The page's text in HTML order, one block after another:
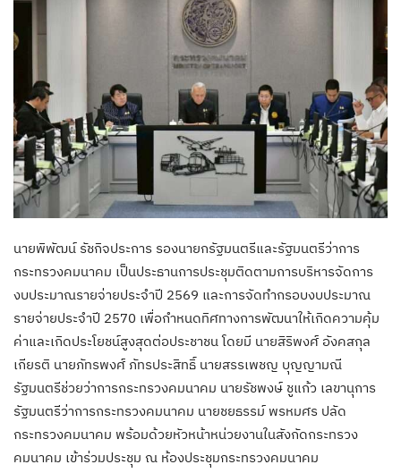
นายพิพัฒน์ รัชกิจประการ รองนายกรัฐมนตรีและรัฐมนตรีว่าการ
กระทรวงคมนาคม เป็นประธานการประชุมติดตามการบริหารจัดการ
งบประมาณรายจ่ายประจำปี 2569 และการจัดทำกรอบงบประมาณ
รายจ่ายประจำปี 2570 เพื่อกำหนดทิศทางการพัฒนาให้เกิดความคุ้ม
ค่าและเกิดประโยชน์สูงสุดต่อประชาชน โดยมี นายสิริพงศ์ อังคสกุล
เกียรติ นายภัทรพงศ์ ภัทรประสิทธิ์ นายสรรเพชญ บุญญามณี
รัฐมนตรีช่วยว่าการกระทรวงคมนาคม นายรัชพงษ์ ชูแก้ว เลขานุการ
รัฐมนตรีว่าการกระทรวงคมนาคม นายชยธรรม์ พรหมศร ปลัด
กระทรวงคมนาคม พร้อมด้วยหัวหน้าหน่วยงานในสังกัดกระทรวง
คมนาคม เข้าร่วมประชุม ณ ห้องประชุมกระทรวงคมนาคม